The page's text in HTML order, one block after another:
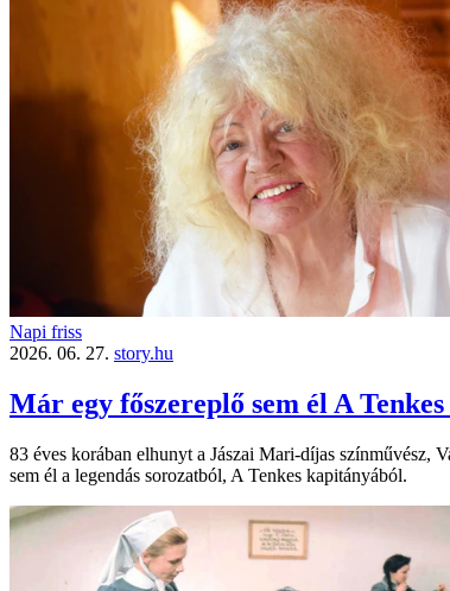
Napi friss
2026. 06. 27. story.hu
Már egy főszereplő sem él A
83 éves korában elhunyt a Jászai Mari-díjas színművész,
sem él a legendás sorozatból, A Tenkes kapitányából.